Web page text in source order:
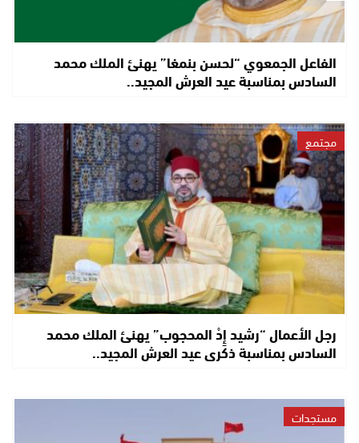
الفاعل الجمعوي “لحسن بنمغا” يهنئ الملك محمد
السادس بمناسبة عيد العرش المجيد..
مجتمع
رجل الأعمال “رشيد إِدْ المحجوب” يهنئ الملك محمد
السادس بمناسبة ذكرى عيد العرش المجيد..
مستجدات